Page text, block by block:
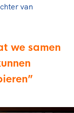
van
we samen